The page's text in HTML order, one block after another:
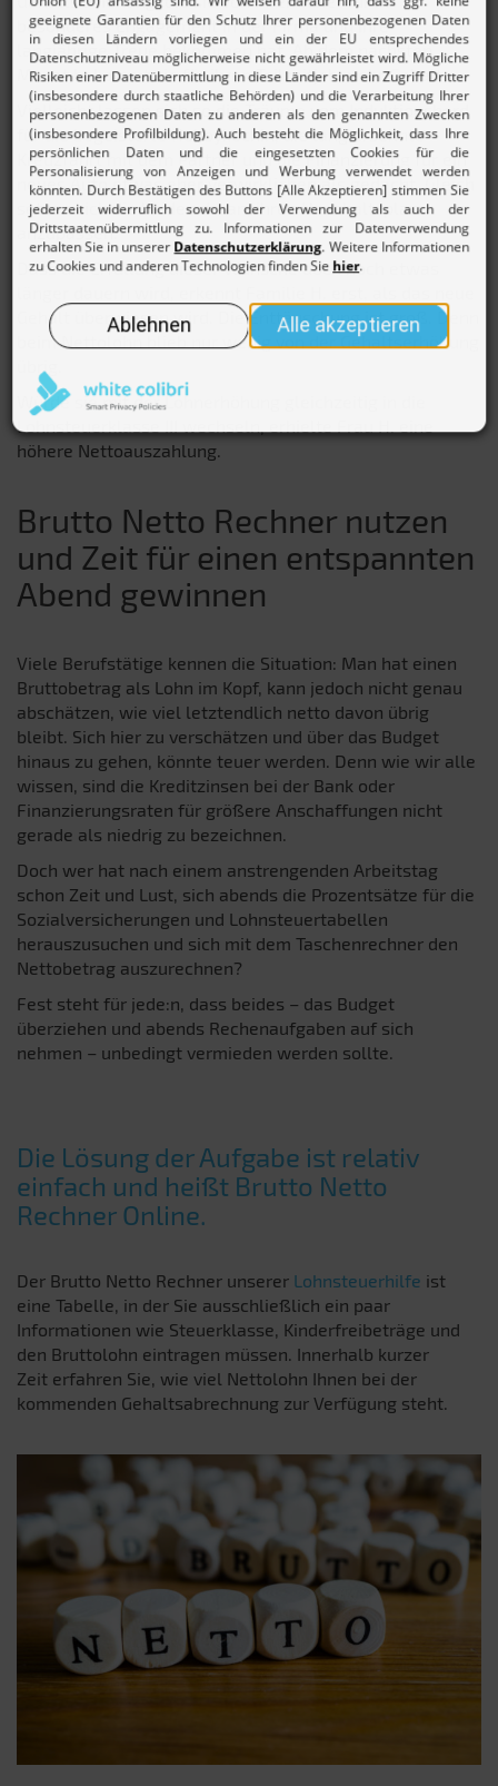
besonderes Engagement in der Firma und ihre
langjährige Treue bekommen hat. Ab dem nächsten
Monat bekommt sie für ihren Teilzeitjob mehr Gehalt.
Vielleicht lassen sich so die Träume vom Induktionsherd
für die begeisterte Hobbyköchin, die lang ersehnte
Kreuzfahrt mit dem Partner und die Finanzierung für ein
neues Auto etwas eher verwirklichen als gedacht. Gleich
setzen sich die beiden daran, ihren Haushaltsplan
anzupassen.
Dass die Erfüllung dieser Wünsche doch noch etwas
Gehalt überwiesen wird. Die Enttäuschung ist groß. Denn
beim Nettolohn blieb nur wenig von der Gehaltserhöhung
übrig.
Würde sie mit der Lohnerhöhung gleichzeitig in die
Lohnsteuerklasse III wechseln, erhielte Frau H. eine
höhere Nettoauszahlung.
Brutto Netto Rechner nutzen
und Zeit für einen entspannten
Abend gewinnen
Viele Berufstätige kennen die Situation: Man hat einen
Bruttobetrag als Lohn im Kopf, kann jedoch nicht genau
abschätzen, wie viel letztendlich netto davon übrig
bleibt. Sich hier zu verschätzen und über das Budget
hinaus zu gehen, könnte teuer werden. Denn wie wir alle
wissen, sind die Kreditzinsen bei der Bank oder
Finanzierungsraten für größere Anschaffungen nicht
gerade als niedrig zu bezeichnen.
Doch wer hat nach einem anstrengenden Arbeitstag
schon Zeit und Lust, sich abends die Prozentsätze für die
Sozialversicherungen und Lohnsteuertabellen
herauszusuchen und sich mit dem Taschenrechner den
Nettobetrag auszurechnen?
Fest steht für jede:n, dass beides – das Budget
überziehen und abends Rechenaufgaben auf sich
nehmen – unbedingt vermieden werden sollte.
Die Lösung der Aufgabe ist relativ
einfach und heißt Brutto Netto
Rechner Online.
Der Brutto Netto Rechner unserer Lohnsteuerhilfe ist
eine Tabelle, in der Sie ausschließlich ein paar
Informationen wie Steuerklasse, Kinderfreibeträge und
den Bruttolohn eintragen müssen. Innerhalb kurzer
Zeit erfahren Sie, wie viel Nettolohn Ihnen bei der
kommenden Gehaltsabrechnung zur Verfügung steht.